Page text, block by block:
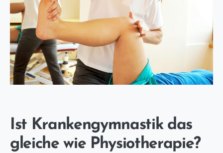
Ist Krankengymnastik das
gleiche wie Physiotherapie?